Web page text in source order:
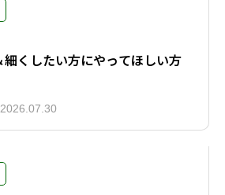
くしたい方にやってほしい方
2026.07.30